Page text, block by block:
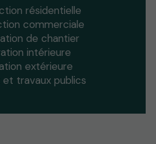
résidentielle
commerciale
de chantier
intérieure
extérieure
travaux publics